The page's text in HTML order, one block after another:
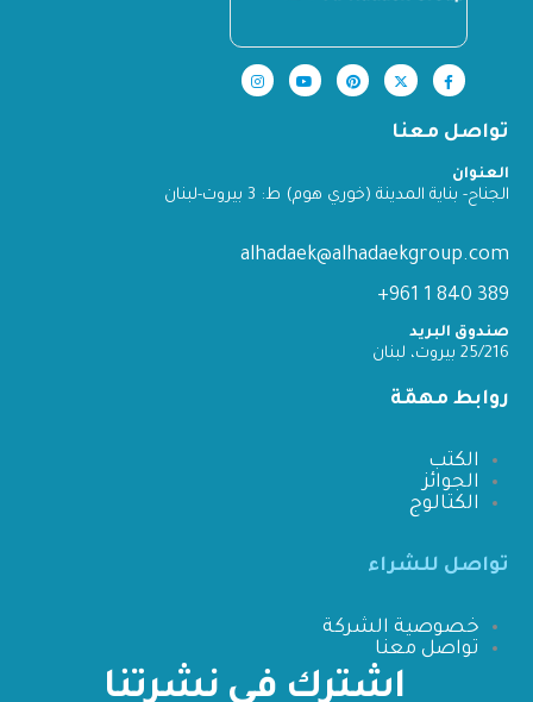
تواصل معنا
العنوان
الجناح- بناية المدينة (خوري هوم) ط: 3 بيروت-لبنان
alhadaek@alhadaekgroup.com
389 840 1 961+
صندوق البريد
25/216 بيروت، لبنان
روابط مهمّة
الكتب
الجوائز
الكتالوج
تواصل للشراء
خصوصية الشركة
تواصل معنا
اشترك في نشرتنا